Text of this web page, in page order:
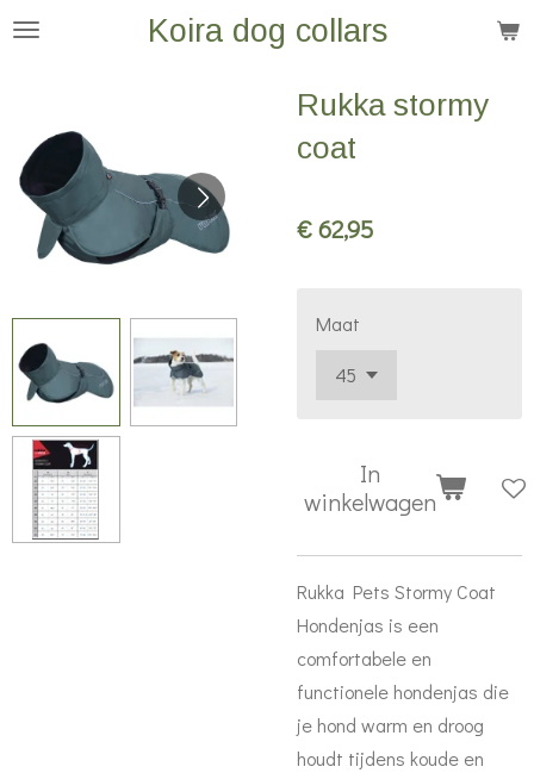
Ga
hoofdinhoud
Koira dog collars
Rukka stormy
coat
€ 62,95
Maat
In
winkelwagen
Rukka Pets Stormy Coat
Hondenjas is een
comfortabele en
functionele hondenjas die
je hond warm en droog
houdt tijdens koude en